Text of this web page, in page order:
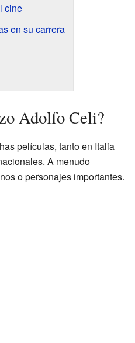
cine
en su carrera
Adolfo Celi?
películas, tanto en Italia
A menudo
o personajes importantes.